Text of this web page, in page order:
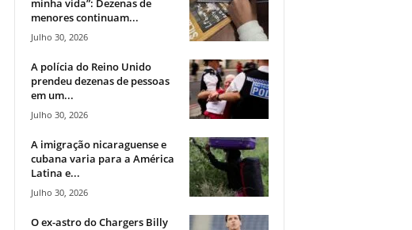
minha vida”: Dezenas de
menores continuam...
Julho 30, 2026
A polícia do Reino Unido
prendeu dezenas de pessoas
em um...
Julho 30, 2026
A imigração nicaraguense e
cubana varia para a América
Latina e...
Julho 30, 2026
O ex-astro do Chargers Billy